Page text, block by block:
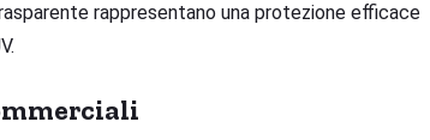
rappresentano una protezione efficace